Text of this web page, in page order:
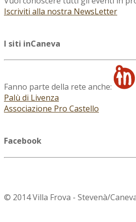
Iscriviti alla nostra NewsLetter
I siti inCaneva
Fanno parte della rete anche:
Palù di Livenza
Associazione Pro Castello
Facebook
© 2014 Villa Frova - Stevenà/